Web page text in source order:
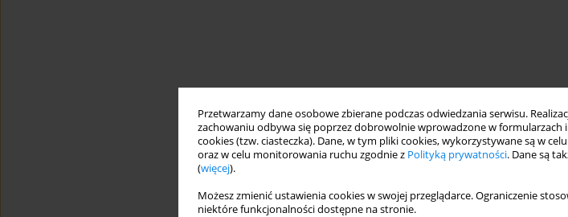
Przetwarzamy dane osobowe zbierane podczas odwiedzania serwisu.
zachowaniu odbywa się poprzez dobrowolnie wprowadzone w
cookies (tzw. ciasteczka). Dane, w tym pliki cookies, wykorzystywane są w
oraz w celu monitorowania ruchu zgodnie z Polityką prywatności. Dane są
(więcej).
Możesz zmienić ustawienia cookies w swojej przeglądarce. Ograniczenie
niektóre funkcjonalności dostępne na stronie.